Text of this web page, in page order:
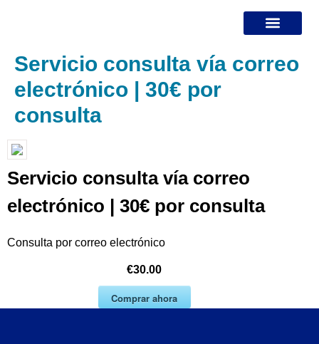
Servicio consulta vía correo
electrónico | 30€ por
consulta
Servicio consulta vía correo
electrónico | 30€ por consulta
Consulta por correo electrónico
€30.00
Comprar ahora